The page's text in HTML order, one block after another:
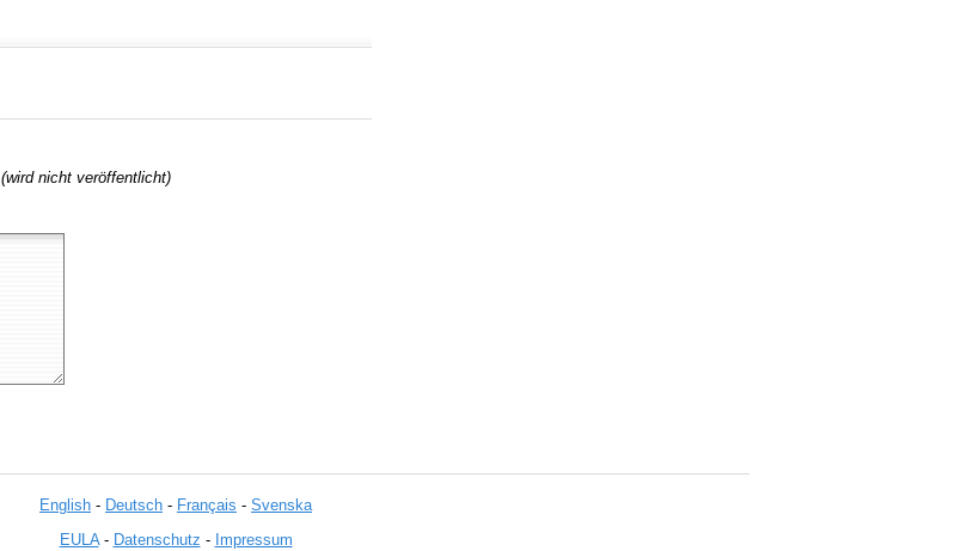
(wird nicht veröffentlicht)
English - Deutsch - Français - Svenska
EULA- Datenschutz - Impressum